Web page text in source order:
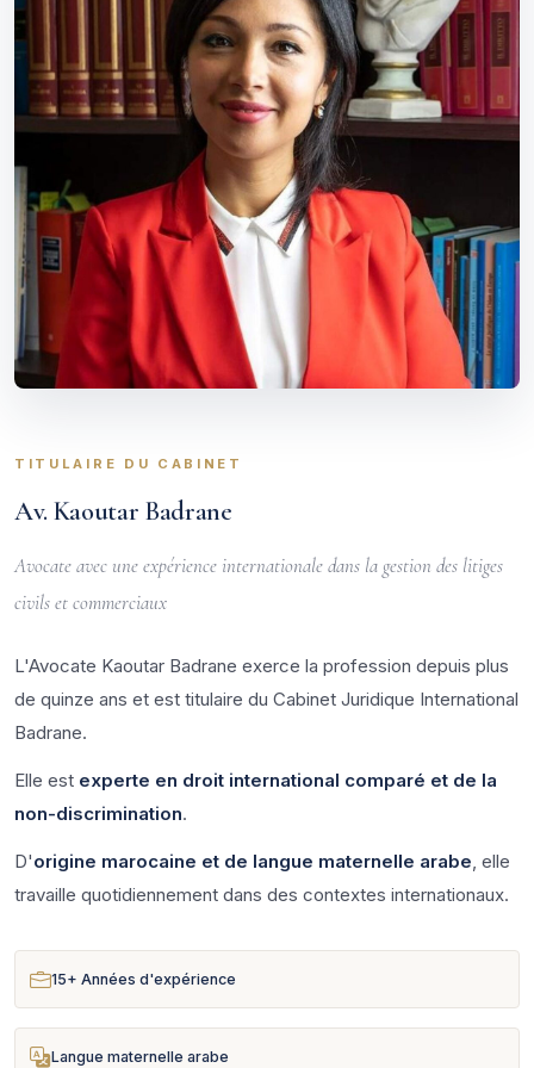
TITULAIRE DU CABINET
Av. Kaoutar Badrane
Avocate avec une expérience internationale dans la gestion des litiges
civils et commerciaux
L'Avocate Kaoutar Badrane exerce la profession depuis plus
de quinze ans et est titulaire du Cabinet Juridique International
Badrane.
Elle est experte en droit international comparé et de la
non-discrimination.
D'origine marocaine et de langue maternelle arabe, elle
travaille quotidiennement dans des contextes internationaux.
15+ Années d'expérience
Langue maternelle arabe